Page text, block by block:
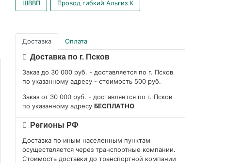
ШВВП Провод гибкий Альгиз К
Доставка Оплата
Доставка по г. Псков
Заказ до 30 000 руб. - доставляется по г. Псков
по указанному адресу - стоимость 500 руб.
Заказ от 30 000 руб. - доставляется по г. Псков
по указанному адресу БЕСПЛАТНО
Регионы РФ
Доставка по иным населенным пунктам
осуществляется через транспортные компании.
Стоимость доставки до транспортной компании